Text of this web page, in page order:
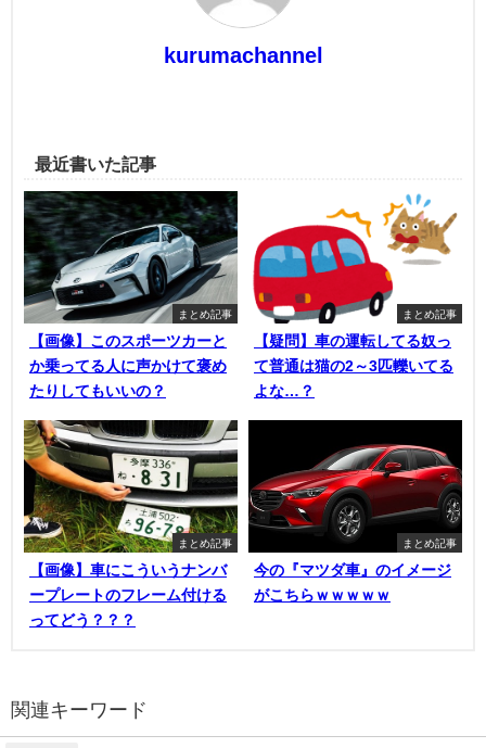
kurumachannel
最近書いた記事
まとめ記事
【画像】このスポーツカーと
か乗ってる人に声かけて褒め
たりしてもいいの？
まとめ記事
【疑問】車の運転してる奴っ
て普通は猫の2～3匹轢いてる
よな…？
まとめ記事
【画像】車にこういうナンバ
ープレートのフレーム付ける
ってどう？？？
まとめ記事
今の『マツダ車』のイメージ
がこちらｗｗｗｗｗ
関連キーワード